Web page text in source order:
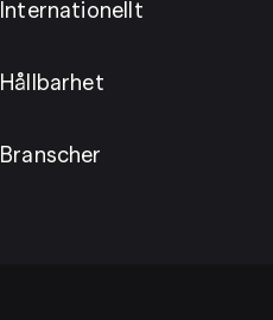
Internationellt
Hållbarhet
Branscher